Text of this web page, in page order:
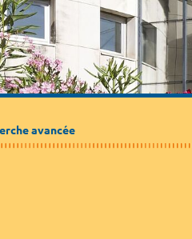
avancée